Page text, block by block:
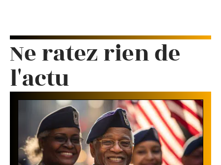
Ne ratez rien de
l'actu